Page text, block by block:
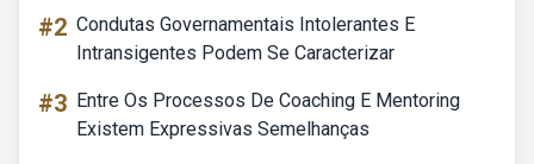
#2 Condutas Governamentais Intolerantes E
Intransigentes Podem Se Caracterizar
#3 Entre Os Processos De Coaching E Mentoring
Existem Expressivas Semelhanças